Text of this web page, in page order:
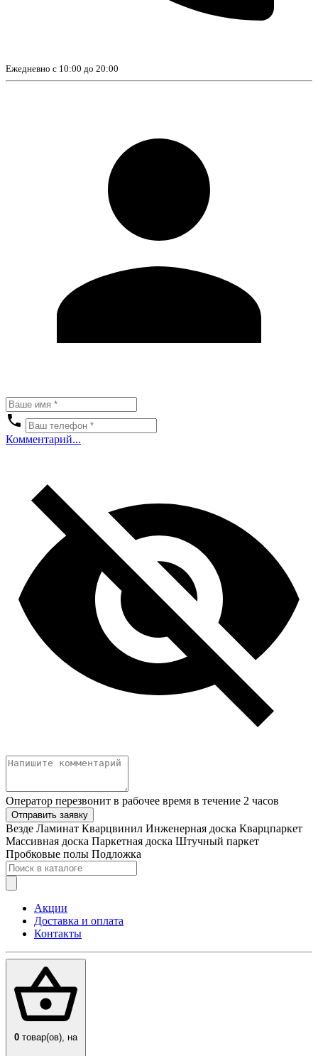
Ежедневно с 10:00 до 20:00
Комментарий...
Оператор перезвонит в рабочее время в течение 2 часов
Отправить заявку
Везде Ламинат Кварцвинил Инженерная доска Кварцпаркет
Массивная доска Паркетная доска Штучный паркет
Пробковые полы Подложка
Акции
Доставка и оплата
Контакты
0 товар(ов), на